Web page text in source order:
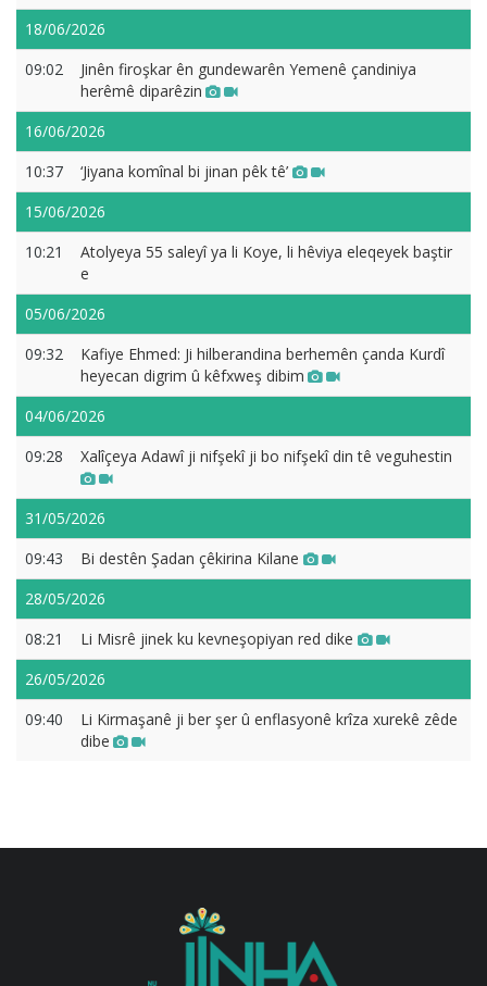
18/06/2026
09:02
Jinên firoşkar ên gundewarên Yemenê çandiniya
herêmê diparêzin
16/06/2026
10:37
‘Jiyana komînal bi jinan pêk tê’
15/06/2026
10:21
Atolyeya 55 saleyî ya li Koye, li hêviya eleqeyek baştir
e
05/06/2026
09:32
Kafiye Ehmed: Ji hilberandina berhemên çanda Kurdî
heyecan digrim û kêfxweş dibim
04/06/2026
09:28
Xalîçeya Adawî ji nifşekî ji bo nifşekî din tê veguhestin
31/05/2026
09:43
Bi destên Şadan çêkirina Kilane
28/05/2026
08:21
Li Misrê jinek ku kevneşopiyan red dike
26/05/2026
09:40
Li Kirmaşanê ji ber şer û enflasyonê krîza xurekê zêde
dibe